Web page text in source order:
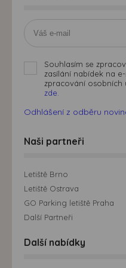
Souhlasím se
zasílání nabídek na
zpracování osobních
zde.
Odhlášení z odběru
Naši partneři
Letiště Brno
Letiště Ostrava
GO Parking letiště Praha
Další Partneři
Další nabídky